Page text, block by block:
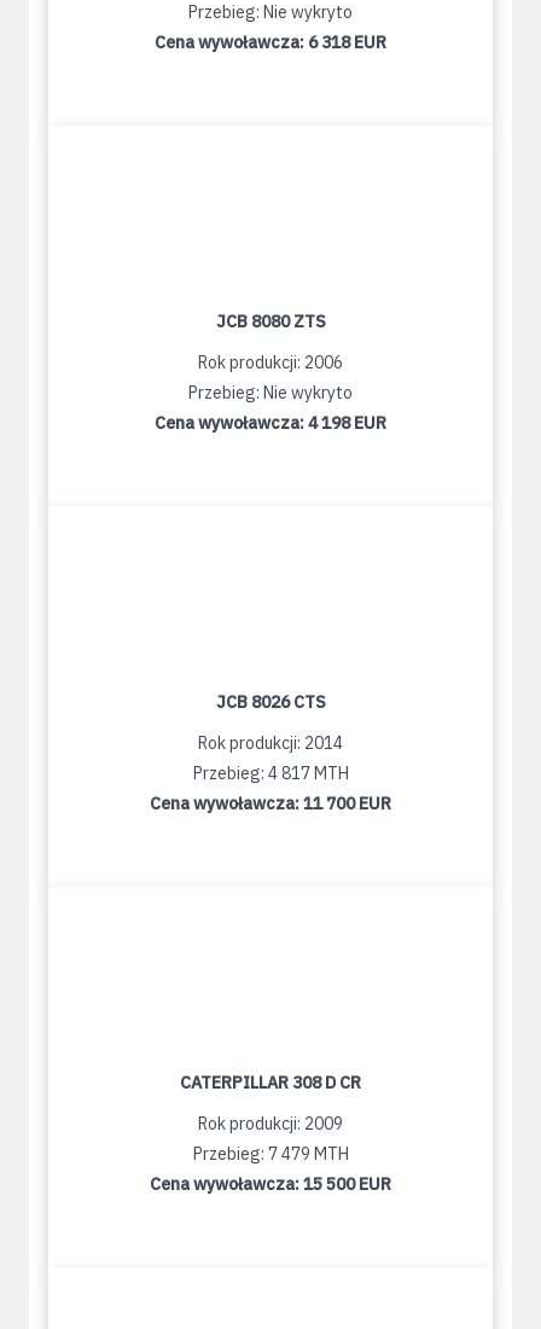
Przebieg: Nie wykryto
Cena wywoławcza: 6 318 EUR
JCB 8080 ZTS
Rok produkcji: 2006
Przebieg: Nie wykryto
Cena wywoławcza:4 198 EUR
JCB 8026 CTS
Rok produkcji: 2014
Przebieg: 4 817 MTH
Cena wywoławcza:11 700 EUR
CATERPILLAR 308 D CR
Rok produkcji: 2009
Przebieg: 7 479 MTH
Cena wywoławcza:15 500 EUR